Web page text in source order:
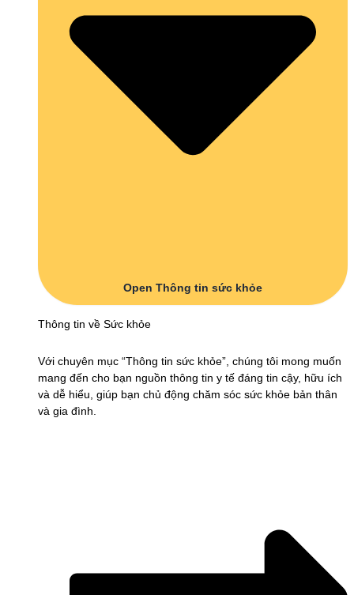
Open Thông tin sức khỏe
Thông tin về Sức khỏe
Với chuyên mục “Thông tin sức khỏe”, chúng tôi mong muốn
mang đến cho bạn nguồn thông tin y tế đáng tin cậy, hữu ích
và dễ hiểu, giúp bạn chủ động chăm sóc sức khỏe bản thân
và gia đình.